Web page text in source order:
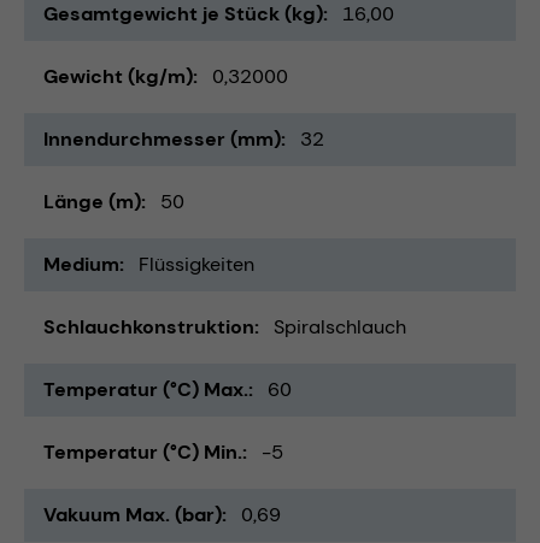
Gesamtgewicht je Stück (kg) 16,00
Gewicht (kg/m) 0,32000
Innendurchmesser (mm) 32
Länge (m) 50
Medium Flüssigkeiten
Schlauchkonstruktion Spiralschlauch
Temperatur (°C) Max. 60
Temperatur (°C) Min. -5
Vakuum Max. (bar) 0,69